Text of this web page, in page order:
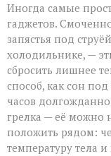
Иногда самые
гаджетов.
запястья под
холодильнике, —
сбросить лишнее
способ, как сон
часов
грелка — её можно
положить рядом:
температуру тела